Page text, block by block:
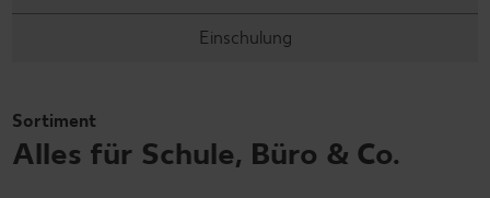
Einschulung
Sortiment
Alles für Schule, Büro & Co.